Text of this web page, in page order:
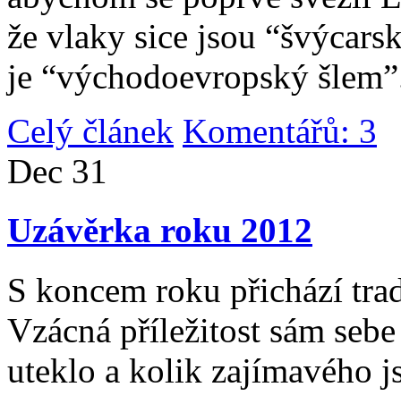
že vlaky sice jsou
je “východoevropský
Celý článek Komentářů: 3
Dec 31
Uzávěrka roku 2012
S koncem roku přichází
Vzácná příležitost sám
uteklo a kolik zajímavého